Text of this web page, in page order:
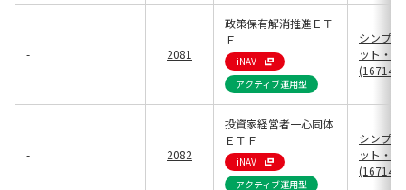
- 2081
政策保有解消推進ＥＴ
Ｆ
iNAV
アクティブ運用型
シンプ
ット・
(16714)
- 2082
投資家経営者一心同体
ＥＴＦ
iNAV
アクティブ運用型
シンプ
ット・
(16714)